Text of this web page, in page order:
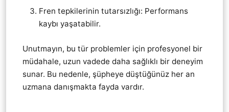
Fren tepkilerinin tutarsızlığı: Performans
kaybı yaşatabilir.
Unutmayın, bu tür problemler için profesyonel bir
müdahale, uzun vadede daha sağlıklı bir deneyim
sunar. Bu nedenle, şüpheye düştüğünüz her an
uzmana danışmakta fayda vardır.